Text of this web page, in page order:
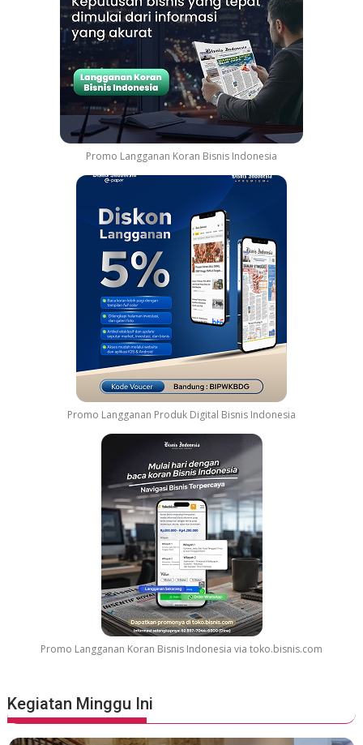
Promo Langganan Koran Bisnis Indonesia
Promo Langganan Produk Digital Bisnis Indonesia
Promo Langganan Koran Bisnis Indonesia via toko.bisnis.com
Kegiatan Minggu Ini